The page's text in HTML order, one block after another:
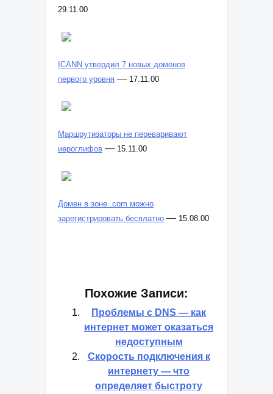
29.11.00
ICANN утвердил 7 новых доменов
первого уровня — 17.11.00
Маршрутизаторы не переваривают
иероглифов — 15.11.00
Домен в зоне .com можно
зарегистрировать бесплатно — 15.08.00
Похожие Записи:
Проблемы с DNS — как
интернет может оказаться
недоступным
Скорость подключения к
интернету — что
определяет быстроту